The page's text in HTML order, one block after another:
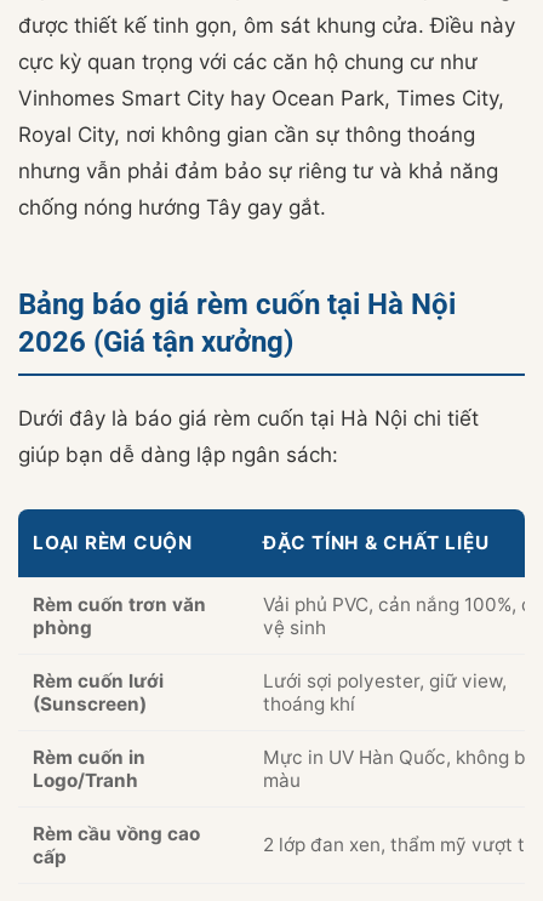
được thiết kế tinh gọn, ôm sát khung cửa. Điều này
cực kỳ quan trọng với các căn hộ chung cư như
Vinhomes Smart City hay Ocean Park, Times City,
Royal City, nơi không gian cần sự thông thoáng
nhưng vẫn phải đảm bảo sự riêng tư và khả năng
chống nóng hướng Tây gay gắt.
Bảng báo giá rèm cuốn tại Hà Nội
2026 (Giá tận xưởng)
Dưới đây là báo giá rèm cuốn tại Hà Nội chi tiết
giúp bạn dễ dàng lập ngân sách:
LOẠI RÈM CUỘN ĐẶC TÍNH & CHẤT LIỆU
Rèm cuốn trơn văn
phòng
Vải phủ PVC, cản nắng 100%, dễ
vệ sinh
Rèm cuốn lưới
(Sunscreen)
Lưới sợi polyester, giữ view,
thoáng khí
Rèm cuốn in
Logo/Tranh
Mực in UV Hàn Quốc, không
màu
Rèm cầu vồng cao
cấp
2 lớp đan xen, thẩm mỹ vượt